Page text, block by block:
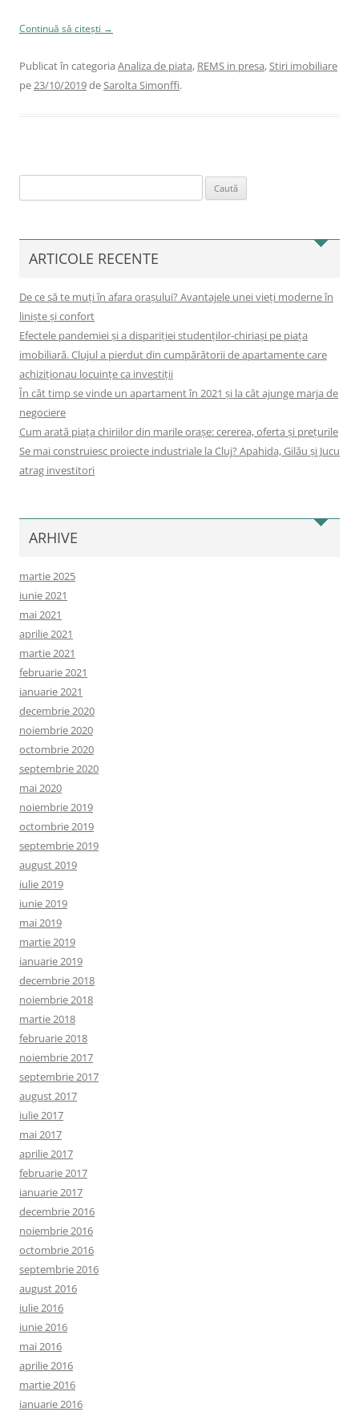
Continuă să citești →
Publicat în categoria Analiza de piata, REMS in presa,Stiri imobiliare
pe23/10/2019deSarolta Simonffi.
după:
ARTICOLE RECENTE
De ce să te muți în afara orașului? Avantajele unei vieți moderne în
liniște și confort
Efectele pandemiei și a dispariției studenților-chiriași pe piața
imobiliară. Clujul a pierdut din cumpărătorii de apartamente care
achiziționau locuințe ca investiții
În cât timp se vinde un apartament în 2021 și la cât ajunge marja de
negociere
Cum arată piața chiriilor din marile orașe: cererea, oferta și prețurile
Se mai construiesc proiecte industriale la Cluj? Apahida, Gilău și Jucu
atrag investitori
ARHIVE
martie 2025
iunie 2021
mai 2021
aprilie 2021
martie 2021
februarie 2021
ianuarie 2021
decembrie 2020
noiembrie 2020
octombrie 2020
septembrie 2020
mai 2020
noiembrie 2019
octombrie 2019
septembrie 2019
august 2019
iulie 2019
iunie 2019
mai 2019
martie 2019
ianuarie 2019
decembrie 2018
noiembrie 2018
martie 2018
februarie 2018
noiembrie 2017
septembrie 2017
august 2017
iulie 2017
mai 2017
aprilie 2017
februarie 2017
ianuarie 2017
decembrie 2016
noiembrie 2016
octombrie 2016
septembrie 2016
august 2016
iulie 2016
iunie 2016
mai 2016
aprilie 2016
martie 2016
ianuarie 2016